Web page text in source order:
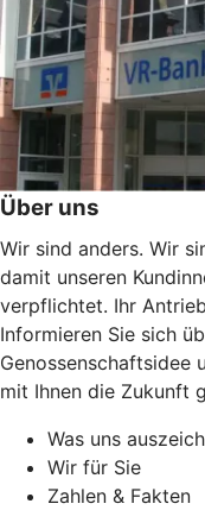
Über uns
Wir sind anders. Wir
damit unseren
verpflichtet. Ihr
Informieren Sie sich
Genossenschaftsidee
mit Ihnen die Zukunft
Was uns
Wir für Sie
Zahlen & Fakten